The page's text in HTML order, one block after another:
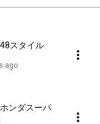
スタイル
ago
ンダスーパ